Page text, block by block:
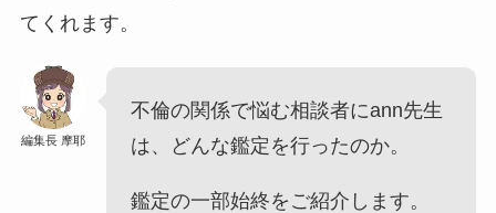
てくれます。
編集長 摩耶
不倫の関係で悩む相談者にann先生
は、どんな鑑定を行ったのか。
鑑定の一部始終をご紹介します。